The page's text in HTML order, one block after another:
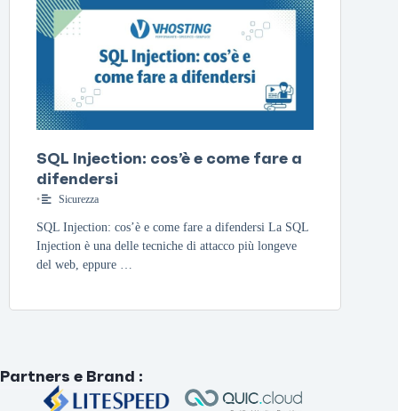
SQL Injection: cos’è e come fare a
difendersi
• Sicurezza
SQL Injection: cos’è e come fare a difendersi La SQL
Injection è una delle tecniche di attacco più longeve
del web, eppure …
Partners e Brand :